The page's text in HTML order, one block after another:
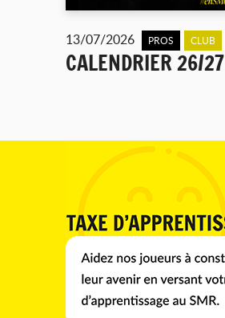
13/07/2026 PROS CLUB
CALENDRIER 26/27